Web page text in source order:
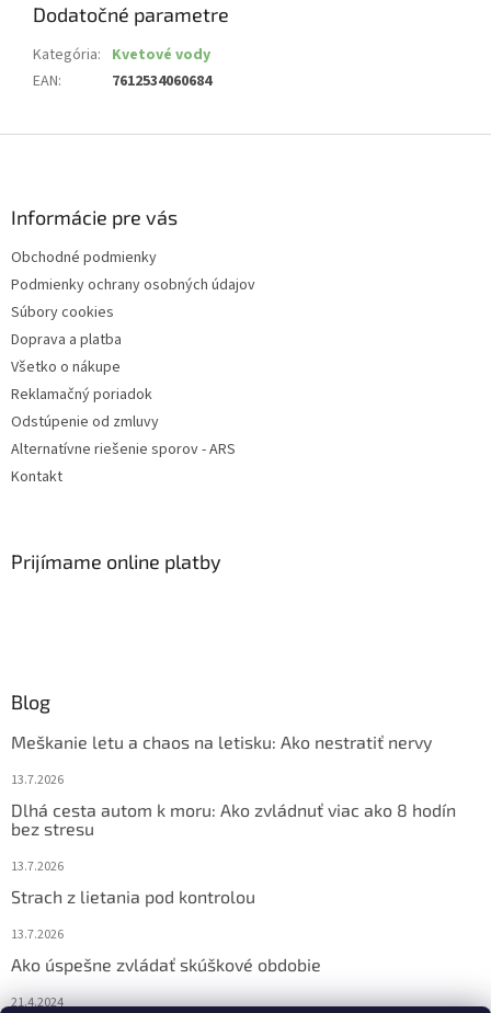
Dodatočné parametre
Kategória: Kvetové vody
EAN: 7612534060684
Informácie pre vás
Obchodné podmienky
Podmienky ochrany osobných údajov
Súbory cookies
Doprava a platba
Všetko o nákupe
Reklamačný poriadok
Odstúpenie od zmluvy
Alternatívne riešenie sporov - ARS
Kontakt
Prijímame online platby
Blog
Meškanie letu a chaos na letisku: Ako nestratiť nervy
13.7.2026
Dlhá cesta autom k moru: Ako zvládnuť viac ako 8 hodín
bez stresu
13.7.2026
Strach z lietania pod kontrolou
13.7.2026
Ako úspešne zvládať skúškové obdobie
21.4.2024